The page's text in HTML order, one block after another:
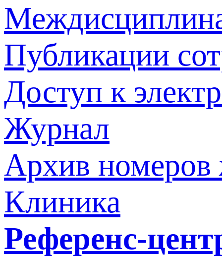
Публикации
Доступ к
Журнал
Архив номеров
Клиника
Референс-